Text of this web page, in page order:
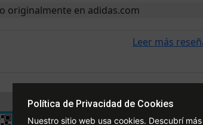
originalmente en adidas.com
Leer más
Institucional
Política de Privacidad de Cookies
Nuestro sitio web usa cookies. Descubrí